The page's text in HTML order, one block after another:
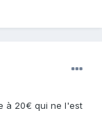
à 20€ qui ne l'est